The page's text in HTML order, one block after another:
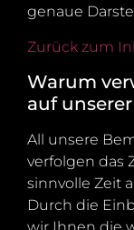
genaue
Zurück zum
Warum
auf
All unsere
verfolgen das
sinnvolle Zeit
Durch die